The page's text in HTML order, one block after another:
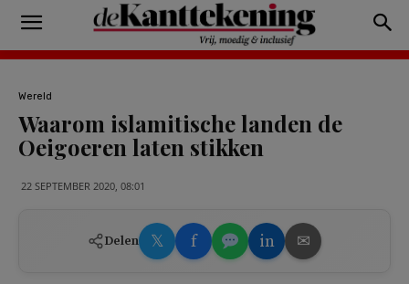
Wereld
Waarom islamitische landen de
Oeigoeren laten stikken
22 SEPTEMBER 2020, 08:01
Delen 𝕏 f in ✉